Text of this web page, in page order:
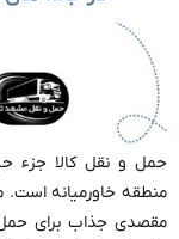
حمل و نقل کالا جزء
منطقه خاورمیانه است.
مقصدی جذاب برای حمل